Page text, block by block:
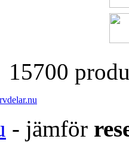
15700
- jämför